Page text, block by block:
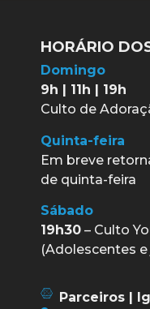
HORÁRIO
Domingo
9h | 11h | 19h
Culto de
Quinta-feira
Em breve
de quinta-feira
Sábado
19h30 – Culto
(Adolescentes e
Parceiros |